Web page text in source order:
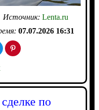
Источник: Lenta.ru
07.07.2026 16:31
по